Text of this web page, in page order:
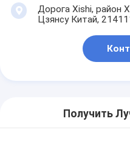
Дорога Xishi, район
Цзянсу Китай,
Получить